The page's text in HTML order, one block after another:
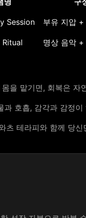
Session 부유 지압 +
명상 음악 +
을 맡기면, 회복은 자
과 호흡, 감각과 감정
츠 테라피와 함께 당